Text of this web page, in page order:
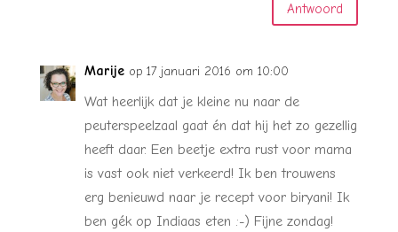
Antwoord
Marije op 17 januari 2016 om 10:00
Wat heerlijk dat je kleine nu naar de
peuterspeelzaal gaat én dat hij het zo gezellig
heeft daar. Een beetje extra rust voor mama
is vast ook niet verkeerd! Ik ben trouwens
erg benieuwd naar je recept voor biryani! Ik
ben gék op Indiaas eten :-) Fijne zondag!